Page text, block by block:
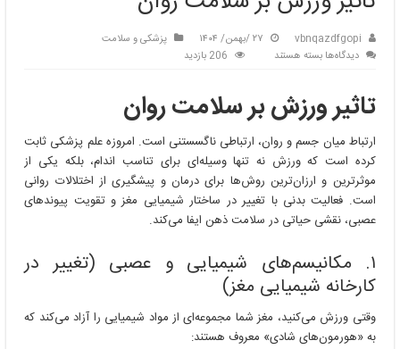
vbnqazdfgopi ۲۷ /بهمن/ ۱۴۰۴
پزشکی و سلامت
دیدگاه‌هابرای
بر
سلامت
روان
بسته هستند 206 بازدید
تاثیر ورزش بر سلامت روان
ارتباط میان جسم و روان، ارتباطی ناگسستنی است. امروزه علم پزشکی ثابت
کرده است که ورزش نه تنها وسیله‌ای برای تناسب اندام، بلکه یکی از
موثرترین و ارزان‌ترین روش‌ها برای درمان و پیشگیری از اختلالات روانی
است. فعالیت بدنی با تغییر در ساختار شیمیایی مغز و تقویت پیوندهای
عصبی، نقشی حیاتی در سلامت ذهن ایفا می‌کند.
۱. مکانیسم‌های شیمیایی و عصبی (تغییر در
کارخانه شیمیایی مغز)
وقتی ورزش می‌کنید، مغز شما مجموعه‌ای از مواد شیمیایی را آزاد می‌کند که
به «هورمون‌های شادی» معروف هستند: